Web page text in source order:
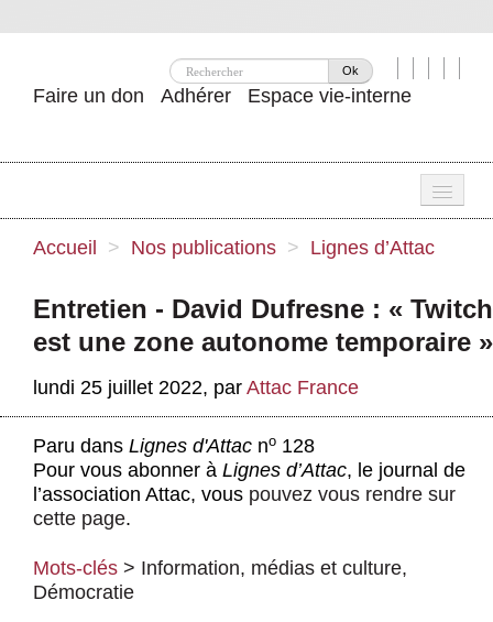
Ok
Faire un don Adhérer Espace vie-interne
Nos idées
Publications
Agenda
Actus et médias
Accueil > Nos publications > Lignes d’Attac
Entretien - David Dufresne : « Twitch
est une zone autonome temporaire »
lundi 25 juillet 2022, par Attac France
Paru dans Lignes d'Attac no 128
Pour vous abonner à Lignes d’Attac, le journal de
l’association Attac, vous pouvez vous rendre sur
cette page.
Mots-clés > Information, médias et culture,
Démocratie